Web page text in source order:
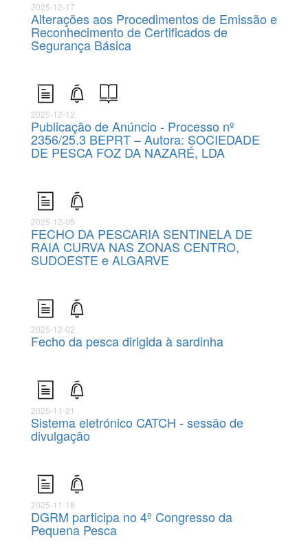
2025-12-17
Alterações aos Procedimentos de Emissão e
Reconhecimento de Certificados de
Segurança Básica
2025-12-12
Publicação de Anúncio - Processo nº
2356/25.3 BEPRT – Autora: SOCIEDADE
DE PESCA FOZ DA NAZARÉ, LDA
2025-12-05
FECHO DA PESCARIA SENTINELA DE
RAIA CURVA NAS ZONAS CENTRO,
SUDOESTE e ALGARVE
2025-12-02
Fecho da pesca dirigida à sardinha
2025-11-21
Sistema eletrónico CATCH - sessão de
divulgação
2025-11-18
DGRM participa no 4º Congresso da
Pequena Pesca